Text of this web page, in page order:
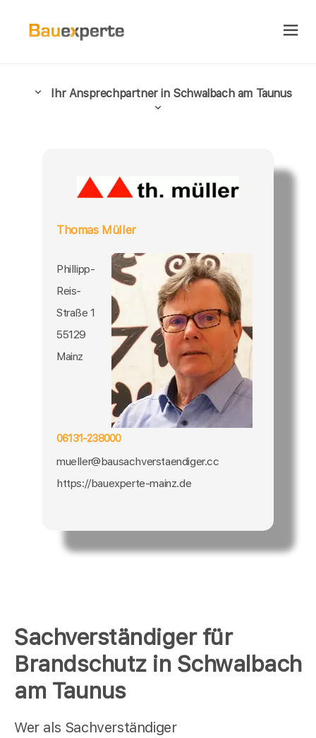
Sachverständiger für
Brandschutz in Schwalbach
am Taunus
Wer als Sachverständiger
Ihr Ansprechpartner in Schwalbach am Taunus
Thomas Müller
Phillipp-
Reis-
Straße 1
55129
Mainz
06131-238000
mueller@bausachverstaendiger.cc
https://bauexperte-mainz.de